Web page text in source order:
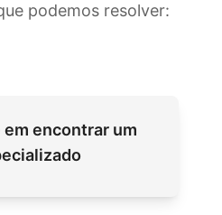
podemos resolver:
encontrar um